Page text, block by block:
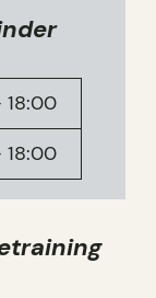
18:00
18:00